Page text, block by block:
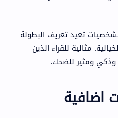
تعيد تعريف البطولة
مثالية للقراء الذين
ومثير للضحك.
اضافية